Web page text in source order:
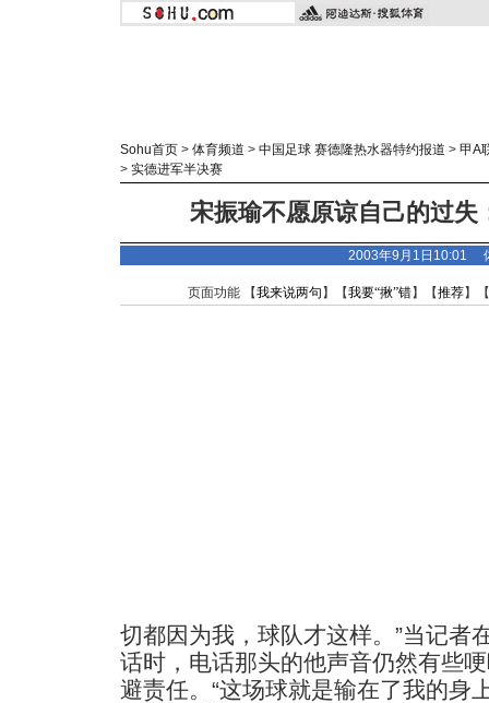
Sohu首页 > 体育频道 > 中国足球 赛德隆热水器特约报道 > 甲A
> 实德进军半决赛
宋振瑜不愿原谅自己的过失
2003年9月1日10:01
页面功能 【我来说两句 】【我要“揪”错】【推荐】
切都因为我，球队才这样。”当记者
话时，电话那头的他声音仍然有些
避责任。“这场球就是输在了我的身